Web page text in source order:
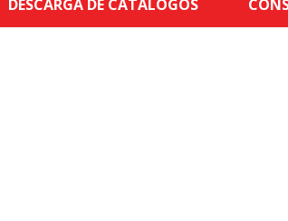
DESCARGA DE CATÁLOGOS